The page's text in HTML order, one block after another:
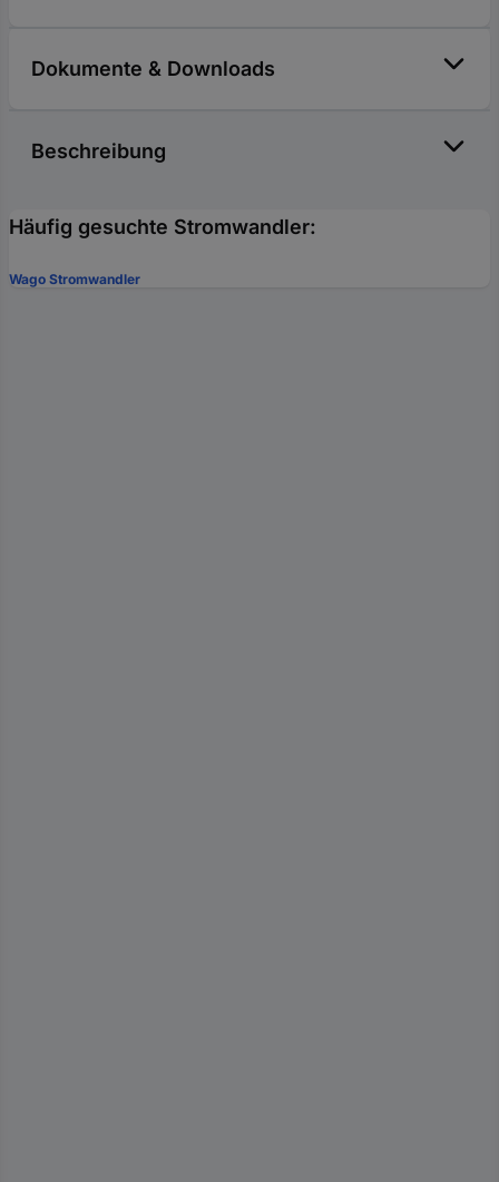
Dokumente & Downloads
Beschreibung
Häufig gesuchte Stromwandler:
Wago Stromwandler